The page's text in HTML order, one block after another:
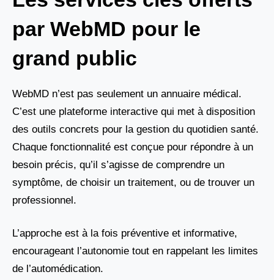
par WebMD pour le
grand public
WebMD n’est pas seulement un annuaire médical.
C’est une plateforme interactive qui met à disposition
des outils concrets pour la gestion du quotidien santé.
Chaque fonctionnalité est conçue pour répondre à un
besoin précis, qu’il s’agisse de comprendre un
symptôme, de choisir un traitement, ou de trouver un
professionnel.
L’approche est à la fois préventive et informative,
encourageant l’autonomie tout en rappelant les limites
de l’automédication.